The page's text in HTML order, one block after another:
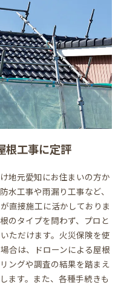
根工事に定評
地元愛知にお住まいの方か
水工事や雨漏り工事など、
直接施工に活かしておりま
のタイプを問わず、プロと
ただけます。火災保険を使
合は、ドローンによる屋根
ングや調査の結果を踏まえ
ます。また、各種手続きも